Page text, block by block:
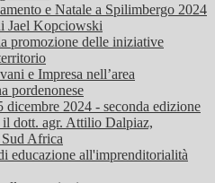
e Natale a Spilimbergo 2024
Jael Kopciowski
promozione delle iniziative
e Impresa nell’area
pordenonese
dicembre 2024 - seconda edizione
dott. agr. Attilio Dalpiaz,
Africa
educazione all'imprenditorialità